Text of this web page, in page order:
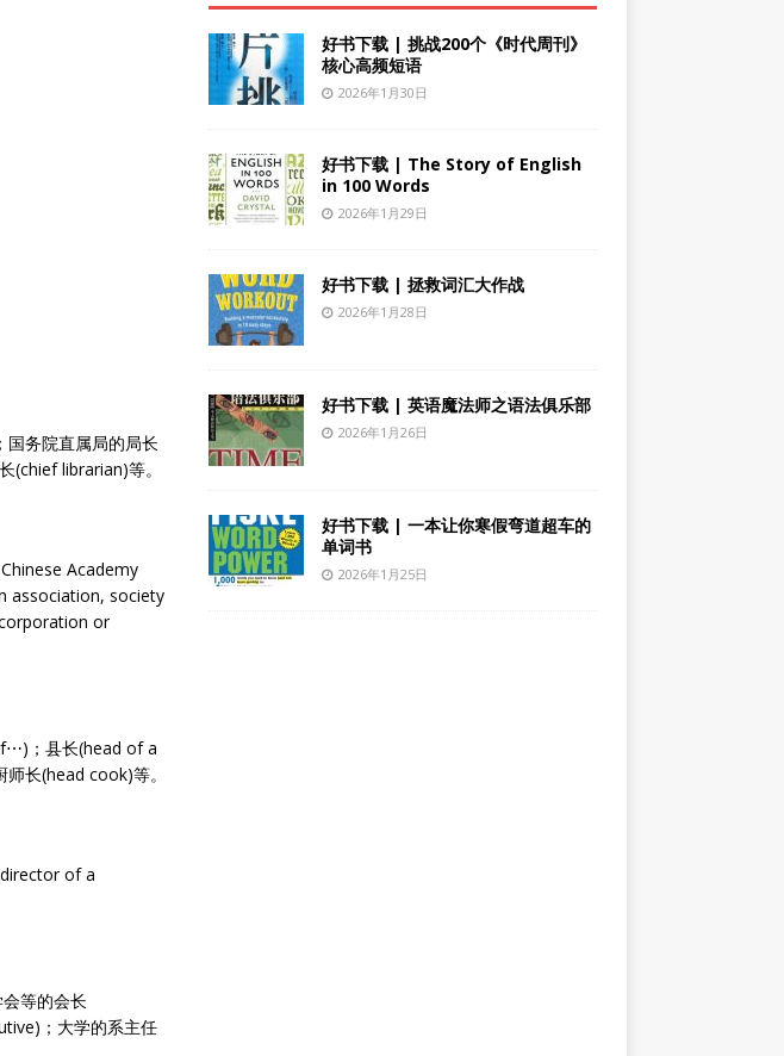
务院直属局的局长
librarian)等。
Academy
association, society
or
；县长(head of a
长(head cook)等。
of a
等的会长
；大学的系主任
好书下载 | 挑战200个《时代周刊》
核心高频短语
2026年1月30日
好书下载 | The Story of English
in 100 Words
2026年1月29日
好书下载 | 拯救词汇大作战
2026年1月28日
好书下载 | 英语魔法师之语法俱乐部
2026年1月26日
好书下载 | 一本让你寒假弯道超车的
单词书
2026年1月25日